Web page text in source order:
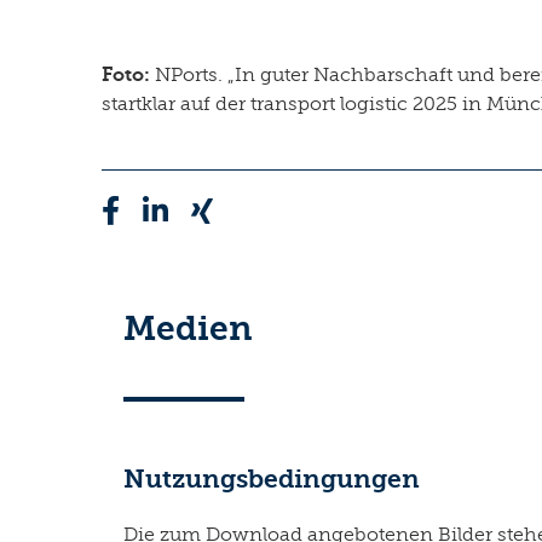
Foto: NPorts. „In guter Nachbarschaft und
startklar auf der transport logistic 2025 in
Medien
Nutzungsbedingungen
Die zum Download angebotenen Bilder